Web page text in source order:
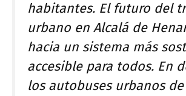
habitantes. El futuro del
urbano en Alcalá de
hacia un sistema más
accesible para todos. En
los autobuses urbanos